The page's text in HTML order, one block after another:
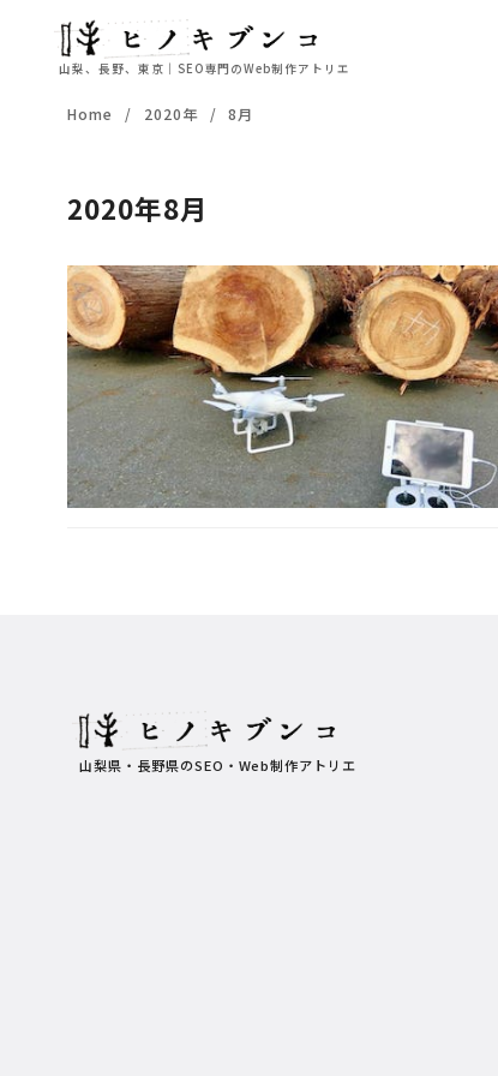
山梨、長野、東京｜SEO専門のWeb制作アトリエ
Home 2020年 8月
2020年8月
山梨県・長野県のSEO・Web制作アトリエ